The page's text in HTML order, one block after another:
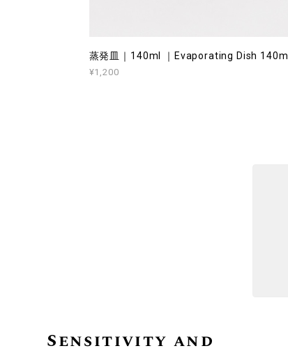
蒸発皿｜140ml ｜Evaporating Dish 140ml
¥1,200
Sensitivity and